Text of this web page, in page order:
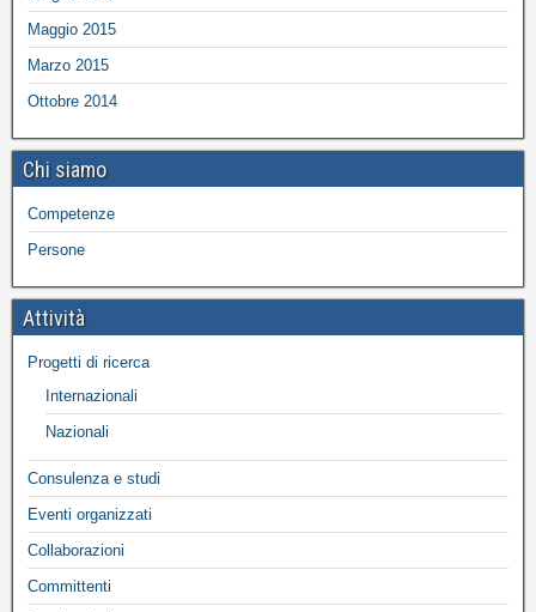
Maggio 2015
Marzo 2015
Ottobre 2014
Chi siamo
Competenze
Persone
Attività
Progetti di ricerca
Internazionali
Nazionali
Consulenza e studi
Eventi organizzati
Collaborazioni
Committenti